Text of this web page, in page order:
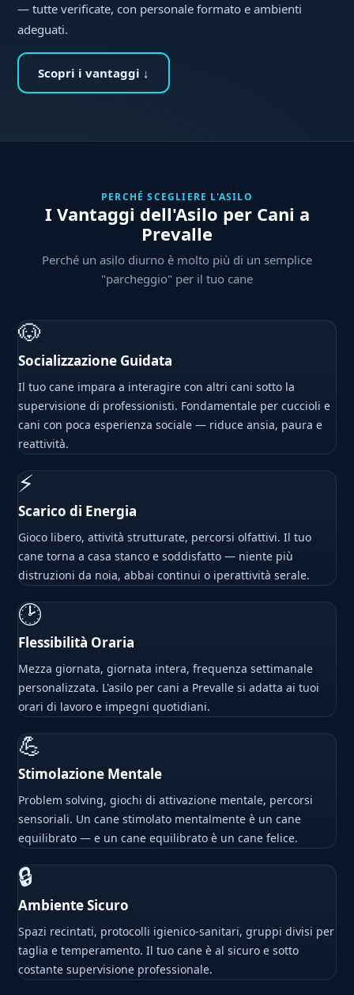
— tutte verificate, con personale formato e ambienti
adeguati.
Scopri i vantaggi ↓
PERCHÉ SCEGLIERE L'ASILO
I Vantaggi dell'Asilo per Cani a
Prevalle
Perché un asilo diurno è molto più di un semplice
"parcheggio" per il tuo cane
🐶
Socializzazione Guidata
Il tuo cane impara a interagire con altri cani sotto la
supervisione di professionisti. Fondamentale per cuccioli e
cani con poca esperienza sociale — riduce ansia, paura e
reattività.
⚡
Scarico di Energia
Gioco libero, attività strutturate, percorsi olfattivi. Il tuo
cane torna a casa stanco e soddisfatto — niente più
distruzioni da noia, abbai continui o iperattività serale.
🕑
Flessibilità Oraria
Mezza giornata, giornata intera, frequenza settimanale
personalizzata. L'asilo per cani a Prevalle si adatta ai tuoi
orari di lavoro e impegni quotidiani.
💪
Stimolazione Mentale
Problem solving, giochi di attivazione mentale, percorsi
sensoriali. Un cane stimolato mentalmente è un cane
equilibrato — e un cane equilibrato è un cane felice.
🔒
Ambiente Sicuro
Spazi recintati, protocolli igienico-sanitari, gruppi divisi per
taglia e temperamento. Il tuo cane è al sicuro e sotto
costante supervisione professionale.